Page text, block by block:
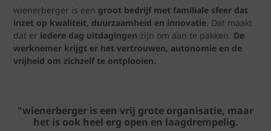
wienerberger is een groot bedrijf met familiale sfeer dat
inzet op kwaliteit, duurzaamheid en innovatie. Dat maakt
dat er iedere dag uitdagingen zijn om aan te pakken. De
werknemer krijgt er het vertrouwen, autonomie en de
vrijheid om zichzelf te ontplooien.
"wienerberger is een vrij grote organisatie, maar
het is ook heel erg open en laagdrempelig.